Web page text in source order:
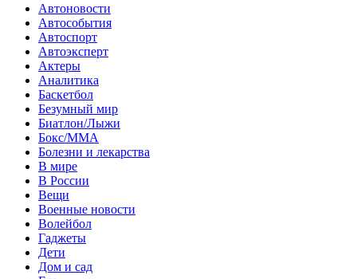
Автоновости
Автособытия
Автоспорт
Автоэксперт
Актеры
Аналитика
Баскетбол
Безумный мир
Биатлон/Лыжи
Бокс/MMA
Болезни и лекарства
В мире
В России
Вещи
Военные новости
Волейбол
Гаджеты
Дети
Дом и сад